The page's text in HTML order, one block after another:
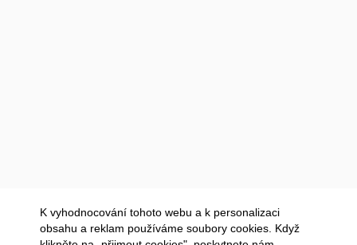
K vyhodnocování tohoto webu a k personalizaci
obsahu a reklam používáme soubory cookies. Když